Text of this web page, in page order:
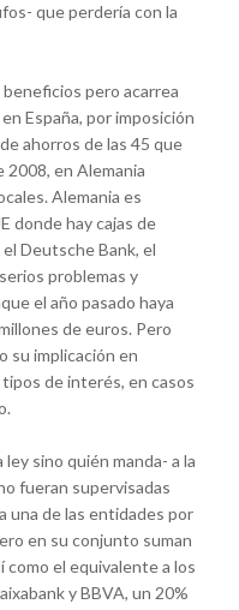
que perdería con la
pero acarrea
España, por imposición
ahorros de las 45 que
2008, en Alemania
Alemania es
donde hay cajas de
Deutsche Bank, el
problemas y
el año pasado haya
de euros. Pero
su implicación en
de interés, en casos
sino quién manda- a la
fueran supervisadas
una de las entidades por
en su conjunto suman
como el equivalente a los
y BBVA, un 20%